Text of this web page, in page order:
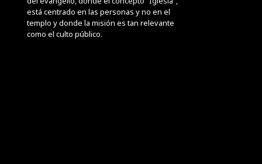
está centrado en las personas y no en el
templo y donde la misión es tan relevante
como el culto público.